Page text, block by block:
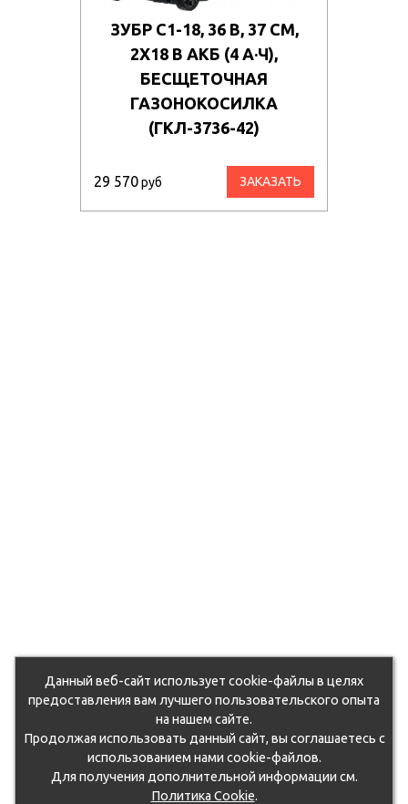
ЗУБР С1-18, 36 В, 37 СМ,
2Х18 В АКБ (4 А·Ч),
БЕСЩЕТОЧНАЯ
ГАЗОНОКОСИЛКА
(ГКЛ-3736-42)
29 570руб ЗАКАЗАТЬ
Данный веб-сайт использует cookie-файлы в целях
предоставления вам лучшего пользовательского опыта
на нашем сайте.
Продолжая использовать данный сайт, вы соглашаетесь с
использованием нами cookie-файлов.
Для получения дополнительной информации см.
Политика Cookie.